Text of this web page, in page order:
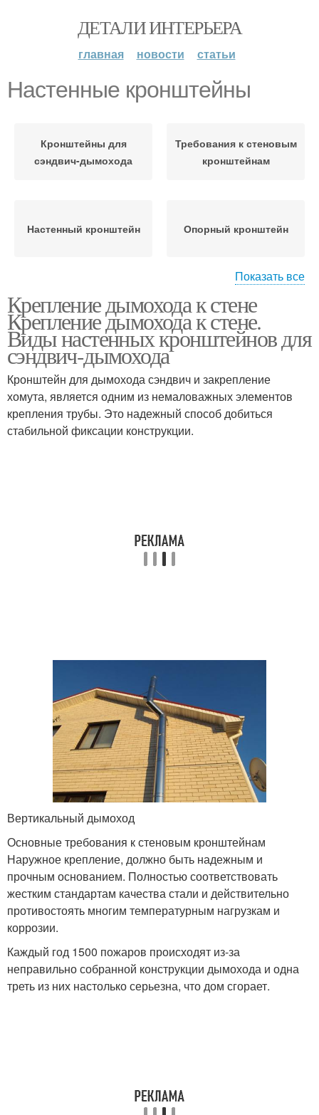
ДЕТАЛИ ИНТЕРЬЕРА
главная новости статьи
Настенные кронштейны
Кронштейны для
сэндвич-дымохода
Требования к стеновым
кронштейнам
Настенный кронштейн Опорный кронштейн
дымохода
Показать все
Крепление дымохода к стене
Крепление дымохода к стене.
Виды настенных кронштейнов для
сэндвич-дымохода
Кронштейн для дымохода сэндвич и закрепление
хомута, является одним из немаловажных элементов
крепления трубы. Это надежный способ добиться
стабильной фиксации конструкции.
Вертикальный дымоход
Основные требования к стеновым кронштейнам
Наружное крепление, должно быть надежным и
прочным основанием. Полностью соответствовать
жестким стандартам качества стали и действительно
противостоять многим температурным нагрузкам и
коррозии.
Каждый год 1500 пожаров происходят из-за
неправильно собранной конструкции дымохода и одна
треть из них настолько серьезна, что дом сгорает.